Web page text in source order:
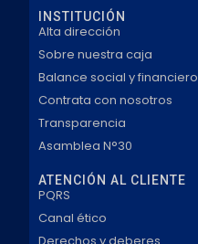
INSTITUCIÓN
Alta dirección
Sobre nuestra caja
Balance social y financiero
Contrata con nosotros
Transparencia
Asamblea N°30
ATENCIÓN AL CLIENTE
PQRS
Canal ético